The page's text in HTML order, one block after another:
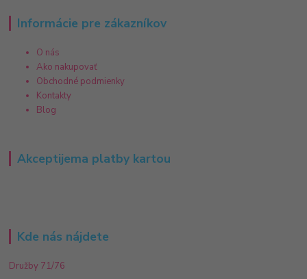
Informácie pre zákazníkov
O nás
Ako nakupovať
Obchodné podmienky
Kontakty
Blog
Akceptijema platby kartou
Kde nás nájdete
Družby 71/76